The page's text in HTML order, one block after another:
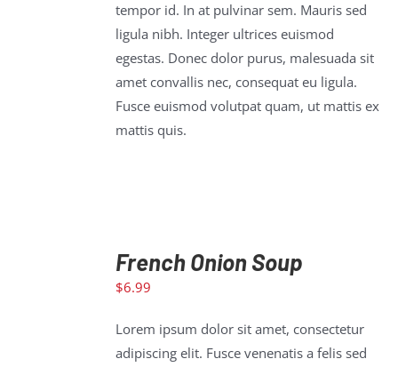
tempor id. In at pulvinar sem. Mauris sed
ligula nibh. Integer ultrices euismod
egestas. Donec dolor purus, malesuada sit
amet convallis nec, consequat eu ligula.
Fusce euismod volutpat quam, ut mattis ex
mattis quis.
French Onion Soup
$6.99
Lorem ipsum dolor sit amet, consectetur
adipiscing elit. Fusce venenatis a felis sed